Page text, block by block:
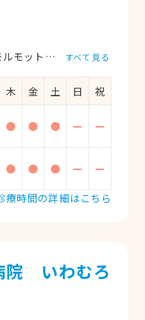
ルモット フェレット
すべて見る
木 金 土 日
祝
● ● ● ー ー
● ● ● ー
ー
療時間の詳細はこちら
院 いわむろ